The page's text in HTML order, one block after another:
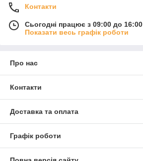
Контакти
Сьогодні працює з 09:00 до 16:00
Показати весь графік роботи
Про нас
Контакти
Доставка та оплата
Графік роботи